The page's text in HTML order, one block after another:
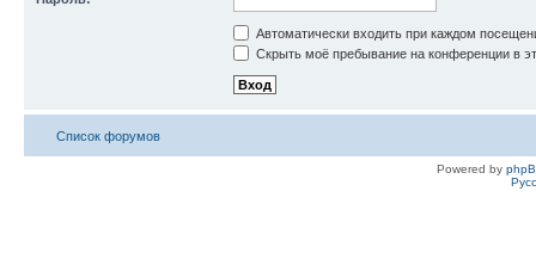
Автоматически входить при каждом
Скрыть моё пребывание на конференции в
Список форумов
Powered by